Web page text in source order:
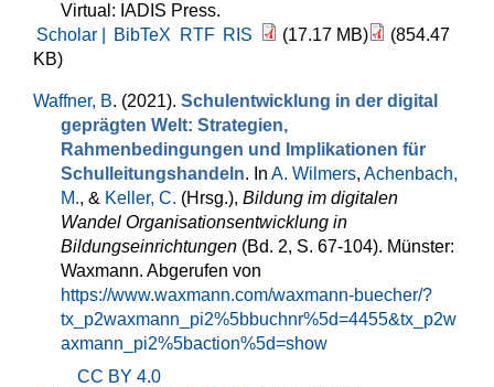
Virtual: IADIS Press.
Scholar |
BibTeX RTF RIS (17.17 MB)
(854.47
KB)
Waffner, B. (2021). Schulentwicklung in der digital
geprägten Welt: Strategien,
Rahmenbedingungen und Implikationen für
Schulleitungshandeln. In A. Wilmers, Achenbach,
M., & Keller, C. (Hrsg.), Bildung im digitalen
Wandel Organisationsentwicklung in
Bildungseinrichtungen (Bd. 2, S. 67-104). Münster:
Waxmann. Abgerufen von
https://www.waxmann.com/waxmann-buecher/?
tx_p2waxmann_pi2%5bbuchnr%5d=4455&tx_p2w
axmann_pi2%5baction%5d=show
CC BY 4.0